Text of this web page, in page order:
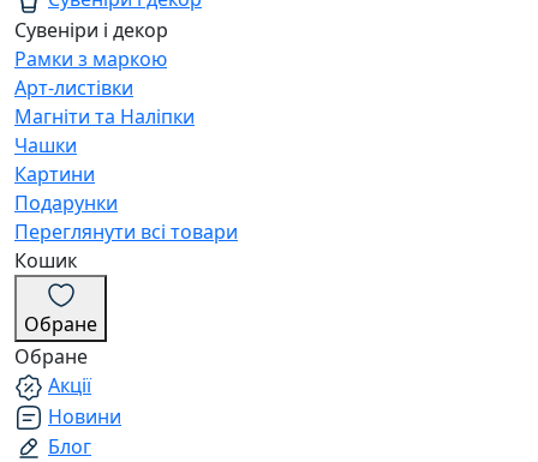
Сувеніри і декор
Рамки з маркою
Арт-листівки
Магніти та Наліпки
Чашки
Картини
Подарунки
Переглянути всі товари
Кошик
Обране
Обране
Акції
Новини
Блог